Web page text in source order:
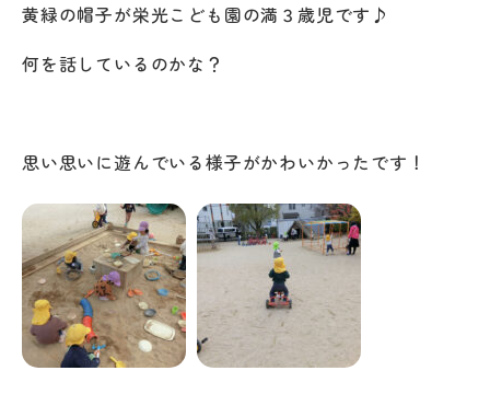
黄緑の帽子が栄光こども園の満３歳児です♪
何を話しているのかな？
思い思いに遊んでいる様子がかわいかったです！